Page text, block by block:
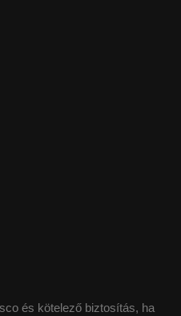
és kötelező biztosítás, ha